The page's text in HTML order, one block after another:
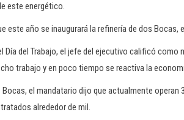
este energético.
este año se inaugurará la refinería de dos Bocas,
Día del Trabajo, el jefe del ejecutivo calificó como
trabajo y en poco tiempo se reactiva la
el mandatario dijo que actualmente operan
alrededor de mil.